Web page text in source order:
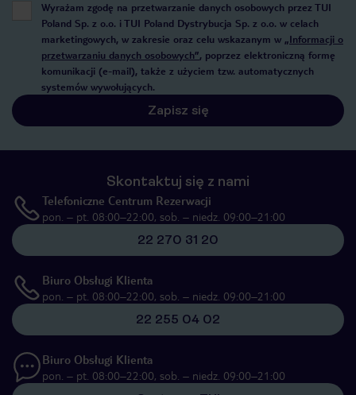
Wyrażam zgodę na przetwarzanie danych osobowych przez TUI
Poland Sp. z o.o. i TUI Poland Dystrybucja Sp. z o.o. w celach
marketingowych, w zakresie oraz celu wskazanym w „Informacji o
przetwarzaniu danych osobowych”, poprzez elektroniczną formę
komunikacji (e-mail), także z użyciem tzw. automatycznych
systemów wywołujących.
Zapisz się
Skontaktuj się z nami
Telefoniczne Centrum Rezerwacji
pon. – pt. 08:00–22:00, sob. – niedz. 09:00–21:00
22 270 31 20
Biuro Obsługi Klienta
pon. – pt. 08:00–22:00, sob. – niedz. 09:00–21:00
22 255 04 02
Biuro Obsługi Klienta
pon. – pt. 08:00–22:00, sob. – niedz. 09:00–21:00